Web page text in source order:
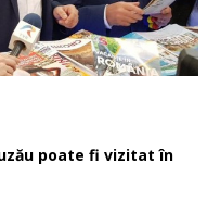
poate fi vizitat în